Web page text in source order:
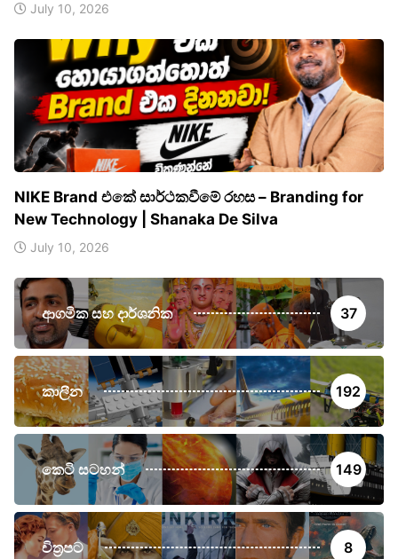
July 10, 2026
NIKE Brand එකේ සාර්ථකවීමේ රහස – Branding for
New Technology | Shanaka De Silva
July 10, 2026
ආගමික සහ දාර්ශනික 37
කාලීන 192
කෙටි සටහන් 149
චිත්‍රපට 8